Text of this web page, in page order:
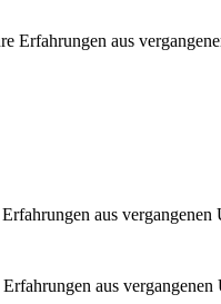
Erfahrungen aus
aus
aus